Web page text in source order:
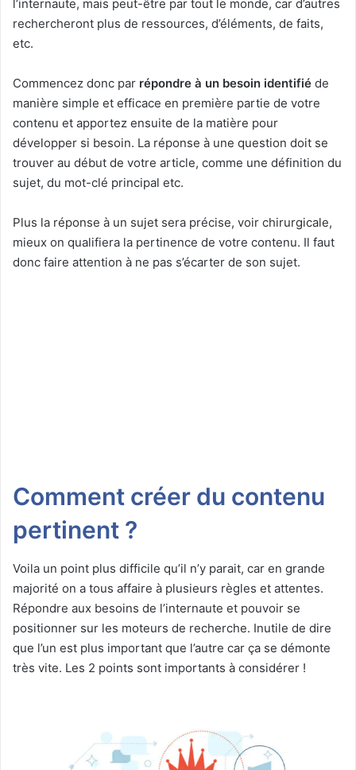
l’internaute, mais peut-être par tout le monde, car d’autres
rechercheront plus de ressources, d’éléments, de faits,
etc.
Commencez donc par répondre à un besoin identifié de
manière simple et efficace en première partie de votre
contenu et apportez ensuite de la matière pour
développer si besoin. La réponse à une question doit se
trouver au début de votre article, comme une définition du
sujet, du mot-clé principal etc.
Plus la réponse à un sujet sera précise, voir chirurgicale,
mieux on qualifiera la pertinence de votre contenu. Il faut
donc faire attention à ne pas s’écarter de son sujet.
Comment créer du contenu
pertinent ?
Voila un point plus difficile qu’il n’y parait, car en grande
majorité on a tous affaire à plusieurs règles et attentes.
Répondre aux besoins de l’internaute et pouvoir se
positionner sur les moteurs de recherche. Inutile de dire
que l’un est plus important que l’autre car ça se démonte
très vite. Les 2 points sont importants à considérer !